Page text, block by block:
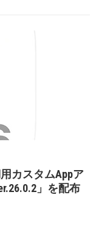
カスタムAppア
」を配布